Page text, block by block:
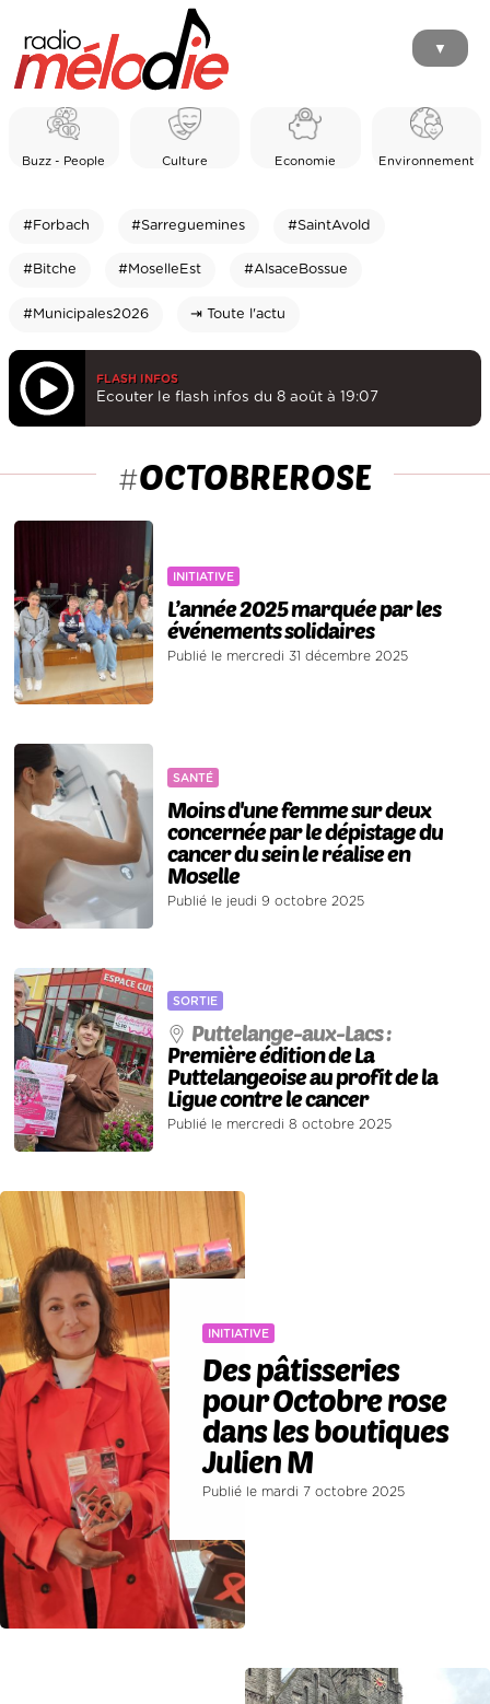
▼
Buzz - People Culture Economie Environnement
#Forbach #Sarreguemines #SaintAvold
#Bitche #MoselleEst #AlsaceBossue
#Municipales2026 ⇥ Toute l'actu
FLASH INFOS
Ecouter le flash infos du 8 août à 19:07
#OCTOBREROSE
INITIATIVE
L’année 2025 marquée par les
événements solidaires
Publié le mercredi 31 décembre 2025
SANTÉ
Moins d'une femme sur deux
concernée par le dépistage du
cancer du sein le réalise en
Moselle
Publié le jeudi 9 octobre 2025
SORTIE
Puttelange-aux-Lacs :
Première édition de La
Puttelangeoise au profit de la
Ligue contre le cancer
Publié le mercredi 8 octobre 2025
INITIATIVE
Des pâtisseries
pour Octobre rose
dans les boutiques
Julien M
Publié le mardi 7 octobre 2025